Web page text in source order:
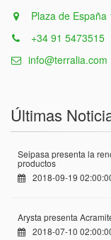
Plaza de España
+34 91 5473515
info@terralia.com
Últimas
Seipasa presenta la
productos
2018-09-19
Arysta presenta
2018-07-10